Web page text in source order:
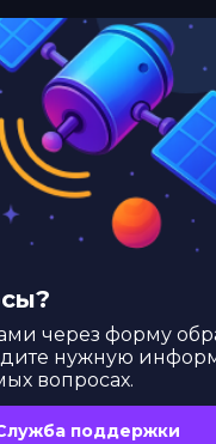
через форму
нужную
вопросах.
поддержки